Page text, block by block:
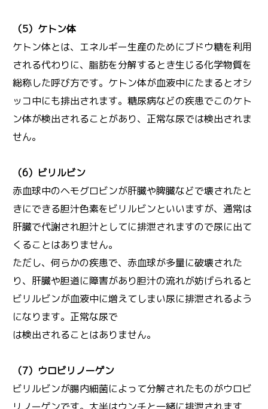
（5）ケトン体
ケトン体とは、エネルギー生産のためにブドウ糖を利用
される代わりに、脂肪を分解するとき生じる化学物質を
総称した呼び方です。ケトン体が血液中にたまるとオシ
ッコ中にも排出されます。糖尿病などの疾患でこのケト
ン体が検出されることがあり、正常な尿では検出されま
せん。
（6）ビリルビン
赤血球中のヘモグロビンが肝臓や脾臓などで壊されたと
きにできる胆汁色素をビリルビンといいますが、通常は
肝臓で代謝され胆汁としてに排泄されますので尿に出て
くることはありません。
ただし、何らかの疾患で、赤血球が多量に破壊された
り、肝臓や胆道に障害があり胆汁の流れが妨げられると
ビリルビンが血液中に増えてしまい尿に排泄されるよう
になります。正常な尿で
は検出されることはありません。
（7）ウロビリノーゲン
ビリルビンが腸内細菌によって分解されたものがウロビ